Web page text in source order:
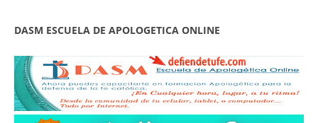
DASM ESCUELA DE APOLOGETICA ONLINE